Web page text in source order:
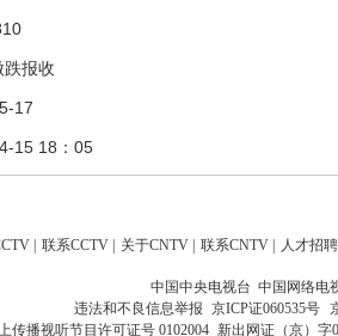
跌报收
17
15 18：05
| 联系CCTV | 关于CNTV | 联系CNTV | 人才招聘
中国中央电视台 中国网络电
违法和不良信息举报 京ICP证060535号
传播视听节目许可证号 0102004 新出网证（京）